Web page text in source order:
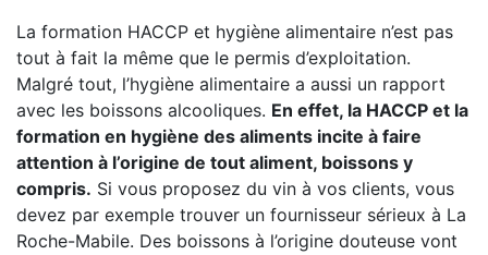
La formation HACCP et hygiène alimentaire n’est pas
tout à fait la même que le permis d’exploitation.
Malgré tout, l’hygiène alimentaire a aussi un rapport
avec les boissons alcooliques. En effet, la HACCP et la
formation en hygiène des aliments incite à faire
attention à l’origine de tout aliment, boissons y
compris. Si vous proposez du vin à vos clients, vous
devez par exemple trouver un fournisseur sérieux à La
Roche-Mabile. Des boissons à l’origine douteuse vont